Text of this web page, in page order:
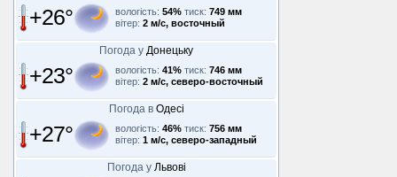
+26° вологість: 54% тиск: 749 мм
вітер: 2 м/с, восточный
Погода у Донецьку
+23° вологість: 41% тиск: 746 мм
вітер: 2 м/с, северо-восточный
Погода в Одесі
+27° вологість: 46% тиск: 756 мм
вітер: 1 м/с, северо-западный
Погода у Львові